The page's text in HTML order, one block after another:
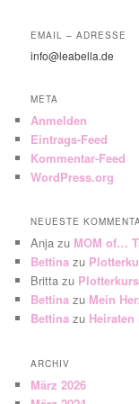
EMAIL – ADRESSE
info@leabella.de
META
Anmelden
Eintrags-Feed
Kommentar-Feed
WordPress.org
NEUESTE
Anja zu MOM of…
Bettina zu
Britta zu
Bettina zu Mein
Bettina zu
ARCHIV
März 2026